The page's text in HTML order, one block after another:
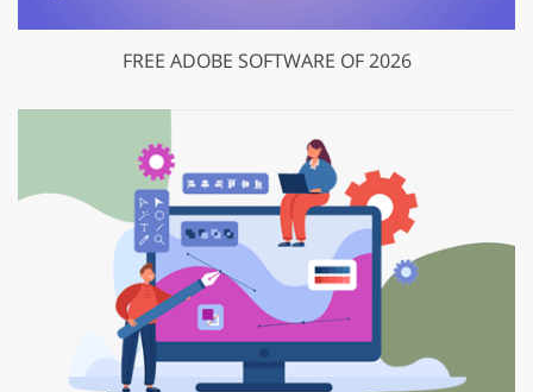
FREE ADOBE SOFTWARE OF 2026